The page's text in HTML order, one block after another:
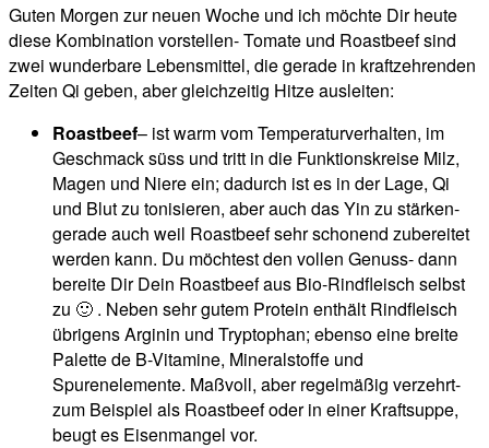
Guten Morgen zur neuen Woche und ich möchte Dir heute
diese Kombination vorstellen- Tomate und Roastbeef sind
zwei wunderbare Lebensmittel, die gerade in kraftzehrenden
Zeiten Qi geben, aber gleichzeitig Hitze ausleiten:
Roastbeef– ist warm vom Temperaturverhalten, im
Geschmack süss und tritt in die Funktionskreise Milz,
Magen und Niere ein; dadurch ist es in der Lage, Qi
und Blut zu tonisieren, aber auch das Yin zu stärken-
gerade auch weil Roastbeef sehr schonend zubereitet
werden kann. Du möchtest den vollen Genuss- dann
bereite Dir Dein Roastbeef aus Bio-Rindfleisch selbst
zu 🙂 . Neben sehr gutem Protein enthält Rindfleisch
übrigens Arginin und Tryptophan; ebenso eine breite
Palette de B-Vitamine, Mineralstoffe und
Spurenelemente. Maßvoll, aber regelmäßig verzehrt-
zum Beispiel als Roastbeef oder in einer Kraftsuppe,
beugt es Eisenmangel vor.